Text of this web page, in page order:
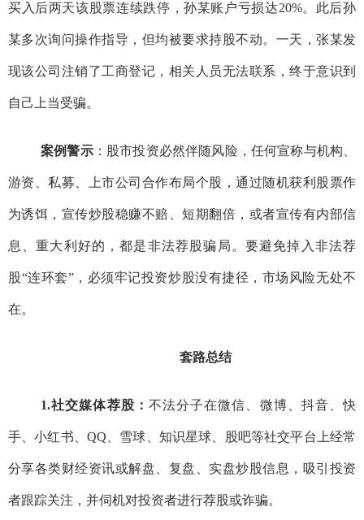
买入后两天该股票连续跌停，孙某账户亏损达20%。 此后孙
某多次询问操作指导，但均被要求持股不动。一天，张某发
现该公司注销了工商登记，相关人员无法联系，终于意识到
自己上当受骗。
案例警示： 股市投资必然伴随风险 ， 任何宣称与机构、
游资、私募、上市公司合作布局个股，通过随机获利股票作
为诱饵，宣传炒股稳赚不赔、短期翻倍，或者宣传有内部信
息、重大利好的，都是非法荐股骗局。 要避免掉入非法荐
股“连环套”， 必须牢记投资炒股没有捷径，市场风险无处不
在。
套路总结
1.社交媒体荐股： 不法分子在微信、微博、抖音、快
手、小红书、 QQ、雪球、知识星球、股吧等社交平台上经常
分享各类财经资讯或解盘、复盘、实盘炒股信息 ，吸引投资
者跟踪关注，并伺机对投资者进行荐股或诈骗。